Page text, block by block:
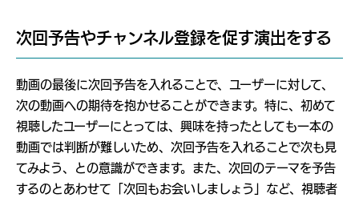
次回予告やチャンネル登録を促す演出をする
動画の最後に次回予告を入れることで、ユーザーに対して、
次の動画への期待を抱かせることができます。特に、初めて
視聴したユーザーにとっては、興味を持ったとしても一本の
動画では判断が難しいため、次回予告を入れることで次も見
てみよう、との意識ができます。また、次回のテーマを予告
するのとあわせて「次回もお会いしましょう」など、視聴者